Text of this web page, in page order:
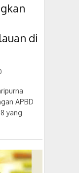
di
APBD
yang